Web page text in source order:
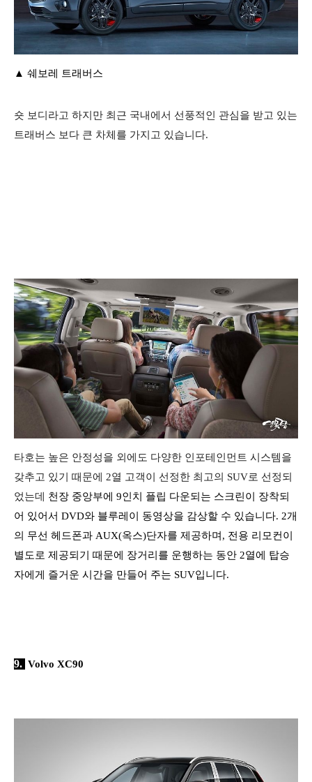
​▲ 쉐보레 트래버스
숏 보디라고 하지만 최근 국내에서 선풍적인 관심을 받고 있는
트래버스 보다 큰 차체를 가지고 있습니다.
타호는 높은 안정성을 외에도 다양한 인포테인먼트 시스템을
갖추고 있기 때문에 2열 고객이 선정한 최고의 SUV로 선정되
었는데 천장 중앙부에 9인치 플립 다운되는 스크린이 장착되
어 있어서 DVD와 블루레이 동영상을 감상할 수 있습니다. 2개
의 무선 헤드폰과 AUX(옥스)단자를 제공하며, 전용 리모컨이
별도로 제공되기 때문에 장거리를 운행하는 동안 2열에 탑승
자에게 즐거운 시간을 만들어 주는 SUV입니다.
9. Volvo XC90